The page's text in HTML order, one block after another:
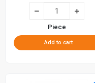
Piece
Add to cart